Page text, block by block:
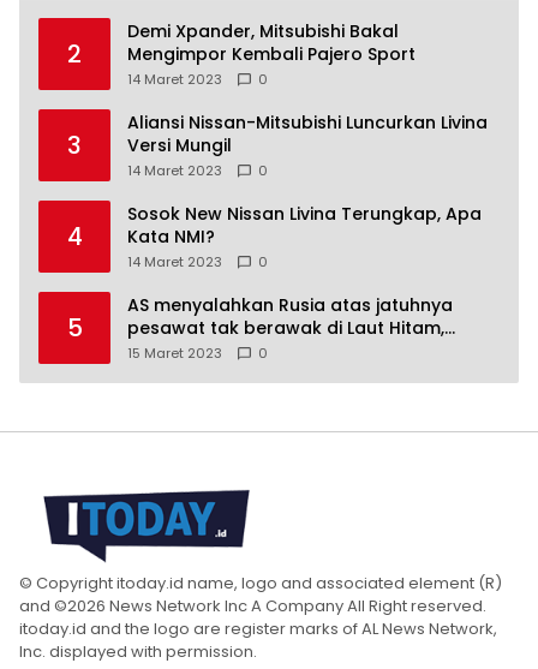
2
Demi Xpander, Mitsubishi Bakal
Mengimpor Kembali Pajero Sport
14 Maret 2023 0
3
Aliansi Nissan-Mitsubishi Luncurkan Livina
Versi Mungil
14 Maret 2023 0
4
Sosok New Nissan Livina Terungkap, Apa
Kata NMI?
14 Maret 2023 0
5
AS menyalahkan Rusia atas jatuhnya
pesawat tak berawak di Laut Hitam,
Moskow menyangkal
15 Maret 2023 0
© Copyright itoday.id name, logo and associated element (R)
and ©2026 News Network Inc A Company All Right reserved.
itoday.id and the logo are register marks of AL News Network,
Inc. displayed with permission.